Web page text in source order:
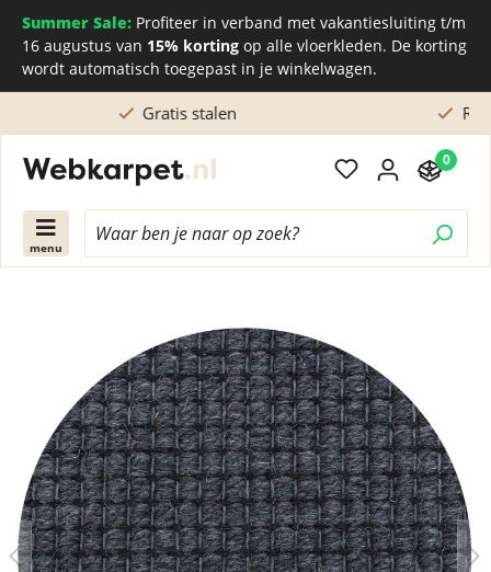
Summer Sale: Profiteer in verband met vakantiesluiting t/m
16 augustus van 15% korting op alle vloerkleden. De korting
wordt automatisch toegepast in je winkelwagen.
Rechtstreeks kopen bij de Nederlandse fabriek
menu
0